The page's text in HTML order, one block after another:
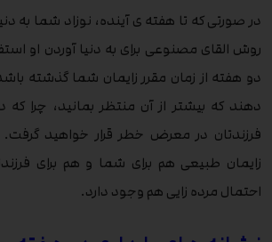
در صورتی که تا هفته ی آینده، نوزاد شما به
روش القای مصنوعی برای به دنیا آوردن او
دو هفته از زمان مقرر زایمان شما گذشته
دهند که بیشتر از آن منتظر بمانید، چرا
زایمان طبیعی هم برای شما و هم برای
احتمال مرده زایی هم وجود دارد.